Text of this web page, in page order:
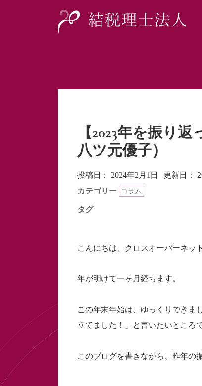
【2023年を振り
八ツ元優子）
投稿日： 2024年2月1日 更新日：
カテゴリー
コラム
タグ
こんにちは、クロスオーバーネッ
年が明けて一ヶ月経ちます。
この年末年始は、ゆっくりできま
立てました！」と言いたいところ
このブログを書きながら、昨年の